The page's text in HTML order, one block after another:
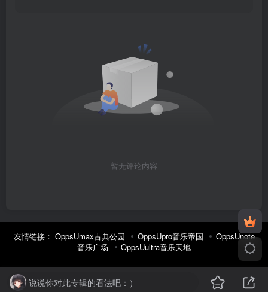
暂无评论内容
友情链接： OppsUmax古典公园 OppsUpro音乐帝国
OppsUnote
音乐广场
OppsUultra音乐天地
说说你对此专辑的看法吧：）